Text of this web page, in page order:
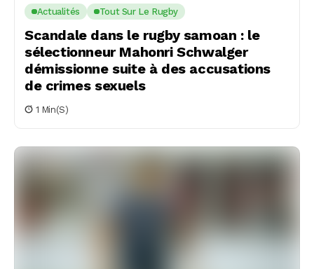
Actualités Tout Sur Le Rugby
Scandale dans le rugby samoan : le
sélectionneur Mahonri Schwalger
démissionne suite à des accusations
de crimes sexuels
1 Min(s)